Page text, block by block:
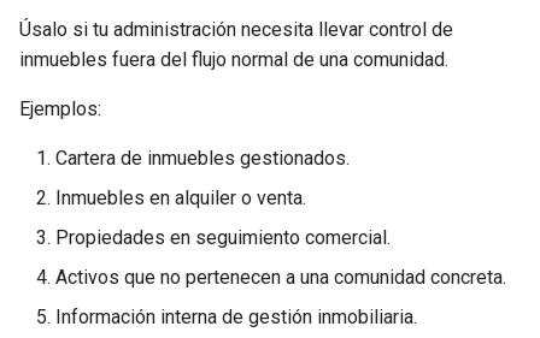
Úsalo si tu administración necesita llevar control de
inmuebles fuera del flujo normal de una comunidad.
Ejemplos:
Cartera de inmuebles gestionados.
Inmuebles en alquiler o venta.
Propiedades en seguimiento comercial.
Activos que no pertenecen a una comunidad concreta.
Información interna de gestión inmobiliaria.